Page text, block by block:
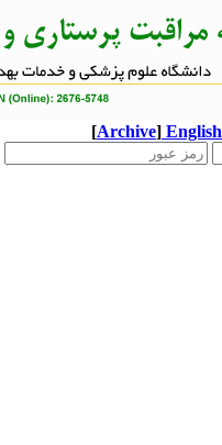
English
[Archive]